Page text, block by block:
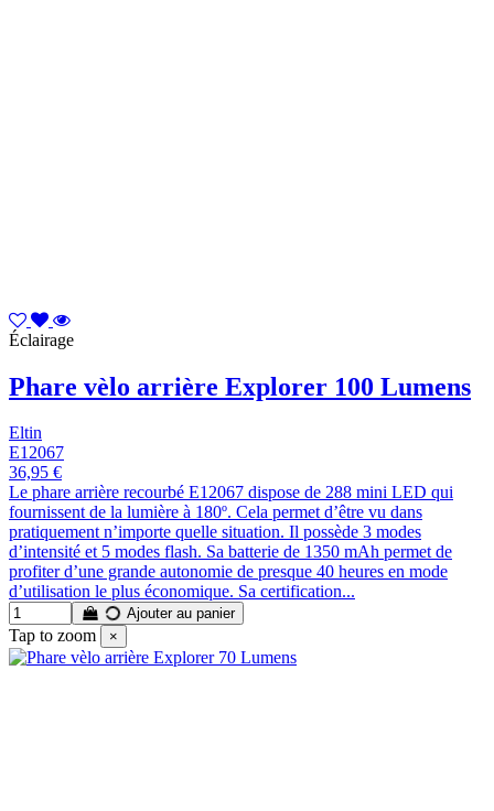
Éclairage
Phare vèlo arrière Explorer 100 Lumens
Eltin
E12067
36,95 €
Le phare arrière recourbé E12067 dispose de 288 mini LED qui
fournissent de la lumière à 180º. Cela permet d’être vu dans
pratiquement n’importe quelle situation. Il possède 3 modes
d’intensité et 5 modes flash. Sa batterie de 1350 mAh permet de
profiter d’une grande autonomie de presque 40 heures en mode
d’utilisation le plus économique. Sa certification...
Ajouter au panier
Tap to zoom ×